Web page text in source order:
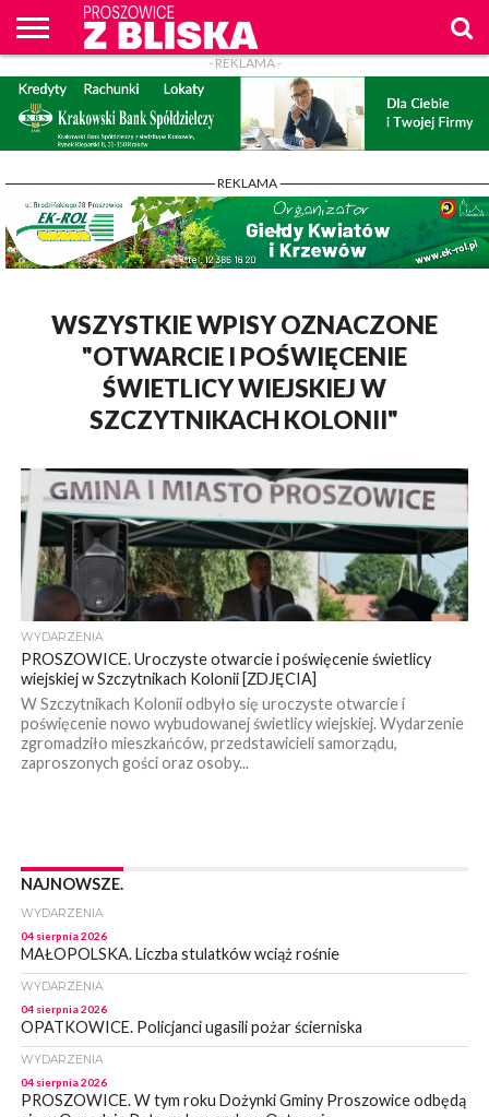
O
NAS
WIADOMOŚCI
ZAPYTAM
WPROST
CENNIK
REKLAM
PROSZOWICE
Z BLISKA
KONTAKT
- REKLAMA -
- REKLAMA -
WSZYSTKIE WPISY OZNACZONE
"OTWARCIE I POŚWIĘCENIE
ŚWIETLICY WIEJSKIEJ W
SZCZYTNIKACH KOLONII"
WYDARZENIA
PROSZOWICE. Uroczyste otwarcie i poświęcenie świetlicy
wiejskiej w Szczytnikach Kolonii [ZDJĘCIA]
W Szczytnikach Kolonii odbyło się uroczyste otwarcie i
poświęcenie nowo wybudowanej świetlicy wiejskiej. Wydarzenie
zgromadziło mieszkańców, przedstawicieli samorządu,
zaproszonych gości oraz osoby...
NAJNOWSZE.
WYDARZENIA
04 sierpnia 2026
MAŁOPOLSKA. Liczba stulatków wciąż rośnie
WYDARZENIA
04 sierpnia 2026
OPATKOWICE. Policjanci ugasili pożar ścierniska
WYDARZENIA
04 sierpnia 2026
PROSZOWICE. W tym roku Dożynki Gminy Proszowice odbędą